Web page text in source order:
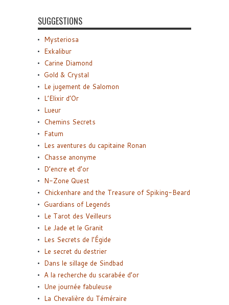
SUGGESTIONS
Mysteriosa
Exkalibur
Carine Diamond
Gold & Crystal
Le jugement de Salomon
L’Elixir d’Or
Lueur
Chemins Secrets
Fatum
Les aventures du capitaine Ronan
Chasse anonyme
D’encre et d’or
N-Zone Quest
Chickenhare and the Treasure of Spiking-Beard
Guardians of Legends
Le Tarot des Veilleurs
Le Jade et le Granit
Les Secrets de l’Égide
Le secret du destrier
Dans le sillage de Sindbad
A la recherche du scarabée d’or
Une journée fabuleuse
La Chevalière du Téméraire